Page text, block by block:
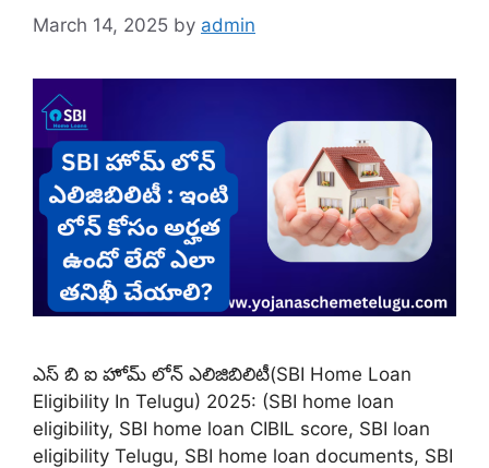
March 14, 2025 by admin
ఎస్ బి ఐ హోమ్ లోన్ ఎలిజిబిలిటీ(SBI Home Loan
Eligibility In Telugu) 2025: (SBI home loan
eligibility, SBI home loan CIBIL score, SBI loan
eligibility Telugu, SBI home loan documents, SBI